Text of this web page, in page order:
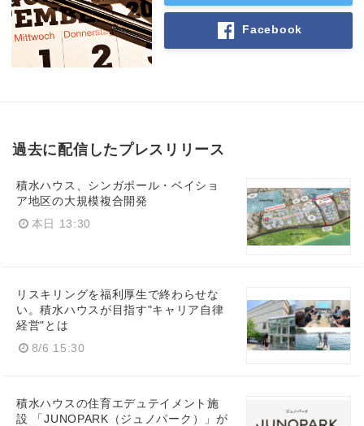
Facebook
過去に配信したプレスリリース
積水ハウス、シンガポール・ベイショ
ア地区の大規模複合開発
本日 13:30
リスキリングを福利厚生で終わらせな
い。積水ハウスが目指す"キャリア自律
経営"とは
8/6 15:30
積水ハウスの住育エデュテイメント施
設 「JUNOPARK（ジュノパーク）」が